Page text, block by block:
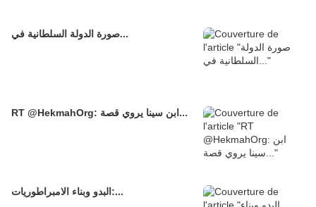
صورة الدولة السلطانية في...
RT @HekmahOrg: ابن سينا يروي قصة...
البدو وبناء الامبراطوريات:...